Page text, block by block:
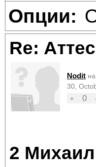
Опции:
Re:
Nodit
30,
+
0
2 Михаил